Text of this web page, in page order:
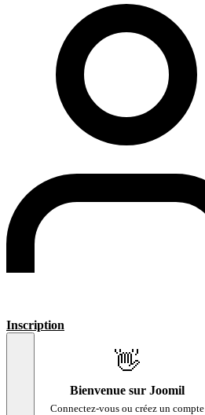
Inscription
👋
Bienvenue sur Joomil
Connectez-vous ou créez un compte